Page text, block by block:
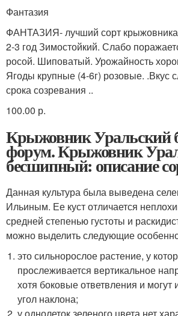
Фантазия
ФАНТАЗИЯ- лучший сорт
2-3 год Зимостойкий. Слабо
росой. Шиповатый. Урожайность
Ягоды крупные (4-6г) розовые. .Вкус
срока созревания ..
100.00 р.
Крыжовник Уральский
форум. Крыжовник
бесшипный: описание
Данная культура была выведена
Ильиным. Ее куст отличается
средней степенью густоты и
можно выделить следующие
это сильнорослое растение, у
прослеживается вертикальное
хотя боковые ответвления и могут
угол наклона;